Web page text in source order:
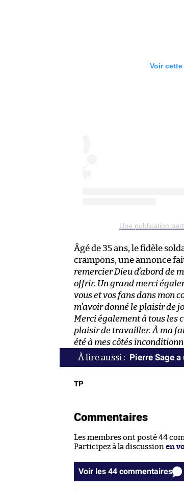
Voir
Une publication
Âgé de 35 ans, le fidèle
crampons, une annonce
remercier Dieu d’abord de
offrir. Un grand merci
vous et vos fans dans mon
m’avoir donné le plaisir de
Merci également à tous les
plaisir de travailler. À ma
été à mes côtés
Pierre Sage
TP
Commentaires
Les membres ont posté 44
Participez à la discussion en
Voir les 44 commentaires